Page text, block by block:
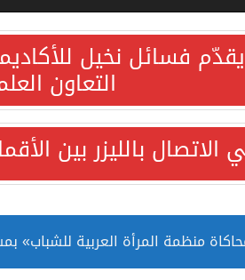
فسائل نخيل
التعاون
بالليزر بين
المرأة العربية للشباب» بمشاركة 10 دول